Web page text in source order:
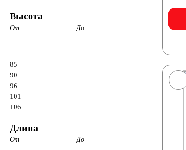
Высота
От До
85
90
96
101
106
Длина
От До